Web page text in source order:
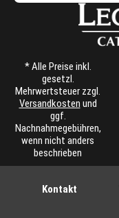
* Alle Preise inkl.
gesetzl.
Mehrwertsteuer zzgl.
Versandkosten und
ggf.
Nachnahmegebühren,
wenn nicht anders
beschrieben
Kontakt